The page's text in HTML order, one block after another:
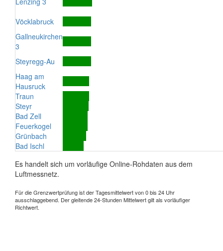
Vöcklabruck
Gallneukirchen
3
Steyregg-Au
Haag am
Hausruck
Traun
Steyr
Bad Zell
Feuerkogel
Grünbach
Bad Ischl
Es handelt sich um vorläufige Online-Rohdaten aus dem
Luftmessnetz.
Für die Grenzwertprüfung ist der Tagesmittelwert von 0 bis 24 Uhr
ausschlaggebend. Der gleitende 24-Stunden Mittelwert gilt als vorläufiger
Richtwert.